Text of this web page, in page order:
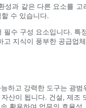
과 같은 다른 요소를
수 있습니다.
수 구성 요소입니다.
지식이 풍부한 공급
고 강력한 도구는 광
산이 됩니다. 건설, 제